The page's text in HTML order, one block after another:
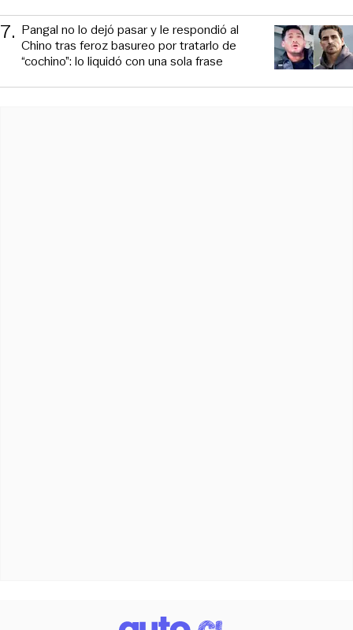
7. Pangal no lo dejó pasar y le respondió al
Chino tras feroz basureo por tratarlo de
“cochino”: lo liquidó con una sola frase